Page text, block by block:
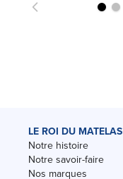
LE ROI DU MATELAS
Notre histoire
Notre savoir-faire
Nos marques